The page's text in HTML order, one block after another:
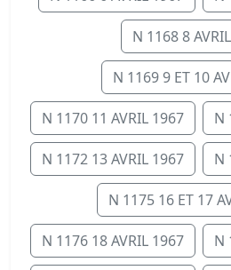
N 1168 8
N 1169 9 ET 10
N 1170 11 AVRIL 1967 N
N 1172 13 AVRIL 1967 N
N 1175 16 ET 17
N 1176 18 AVRIL 1967 N